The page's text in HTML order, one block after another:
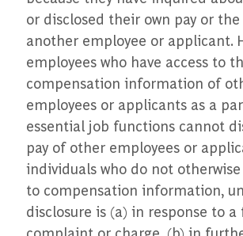
or disclosed their own pay or
another employee or applicant.
employees who have access to
compensation information of
employees or applicants as a
essential job functions cannot
pay of other employees or
individuals who do not otherwise
to compensation information,
disclosure is (a) in response to